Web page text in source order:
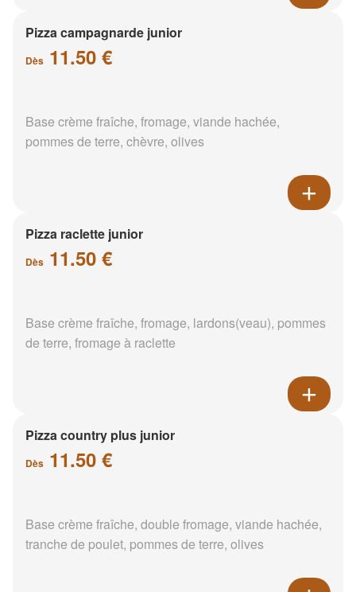
Pizza campagnarde junior
Dès 11.50 €
Base crème fraîche, fromage, viande hachée,
pommes de terre, chèvre, olives
Pizza raclette junior
Dès 11.50 €
Base crème fraîche, fromage, lardons(veau), pommes
de terre, fromage à raclette
Pizza country plus junior
Dès 11.50 €
Base crème fraîche, double fromage, viande hachée,
tranche de poulet, pommes de terre, olives